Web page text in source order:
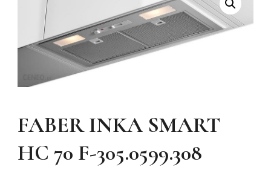
FABER INKA SMART
HC 70 F-305.0599.308